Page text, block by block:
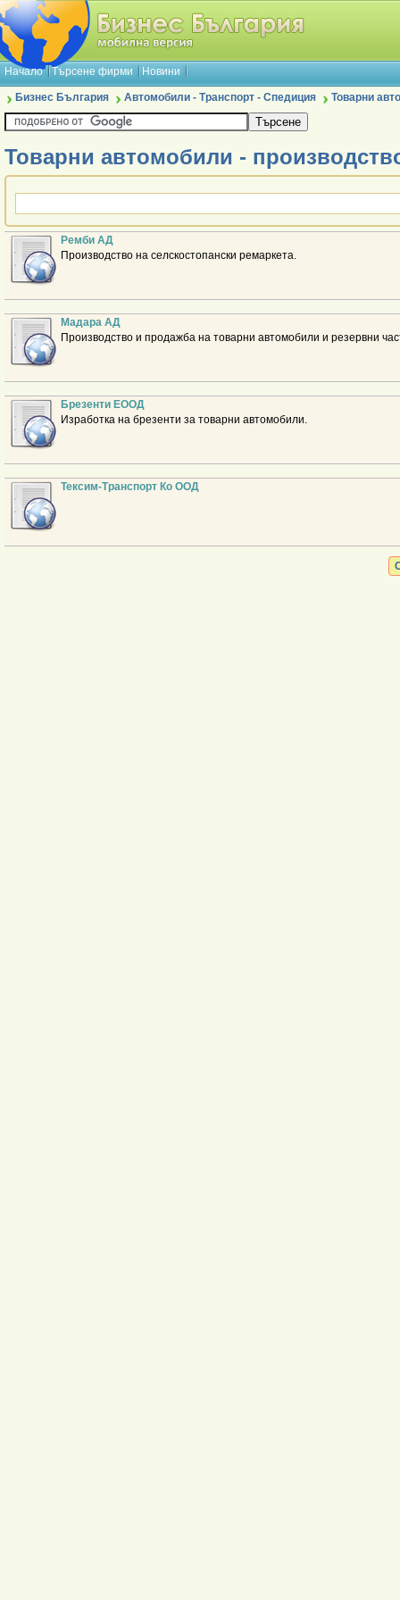
Начало Търсене фирми Новини
Бизнес България Автомобили - Транспорт - Спедиция Товарни
Товарни автомобили -
Ремби АД
Производство на селскостопански ремаркета.
Мадара АД
Производство и продажба на товарни автомобили и резервни
Брезенти ЕООД
Изработка на брезенти за товарни автомобили.
Тексим-Транспорт Ко ООД